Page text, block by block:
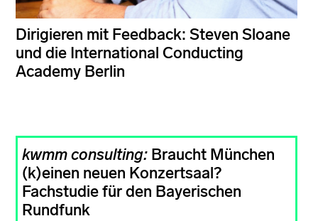
Dirigieren mit Feedback: Steven Sloane
und die International Conducting
Academy Berlin
kwmm consulting: Braucht München
(k)einen neuen Konzertsaal?
Fachstudie für den Bayerischen
Rundfunk